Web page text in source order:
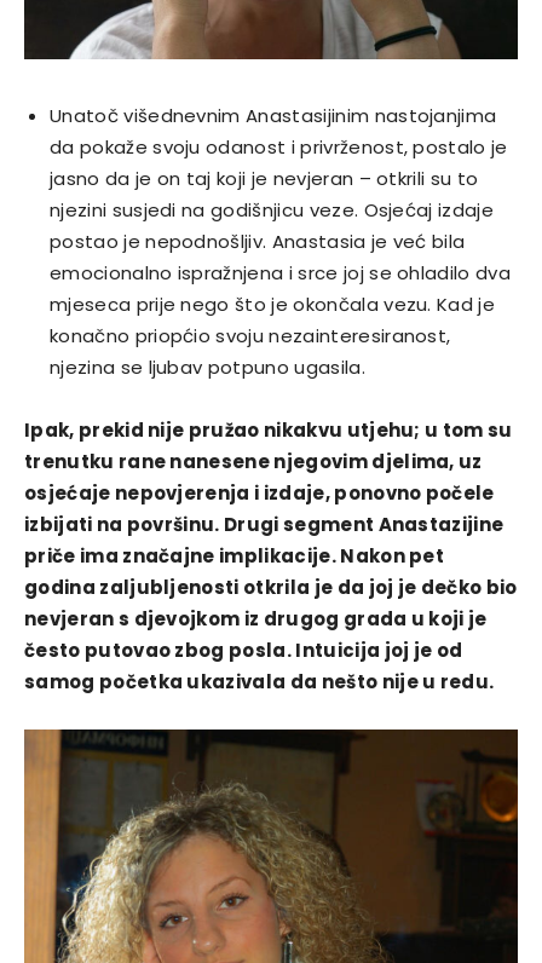
Unatoč višednevnim Anastasijinim nastojanjima
da pokaže svoju odanost i privrženost, postalo je
jasno da je on taj koji je nevjeran – otkrili su to
njezini susjedi na godišnjicu veze. Osjećaj izdaje
postao je nepodnošljiv. Anastasia je već bila
emocionalno ispražnjena i srce joj se ohladilo dva
mjeseca prije nego što je okončala vezu. Kad je
konačno priopćio svoju nezainteresiranost,
njezina se ljubav potpuno ugasila.
Ipak, prekid nije pružao nikakvu utjehu; u tom su
trenutku rane nanesene njegovim djelima, uz
osjećaje nepovjerenja i izdaje, ponovno počele
izbijati na površinu. Drugi segment Anastazijine
priče ima značajne implikacije. Nakon pet
godina zaljubljenosti otkrila je da joj je dečko bio
nevjeran s djevojkom iz drugog grada u koji je
često putovao zbog posla. Intuicija joj je od
samog početka ukazivala da nešto nije u redu.